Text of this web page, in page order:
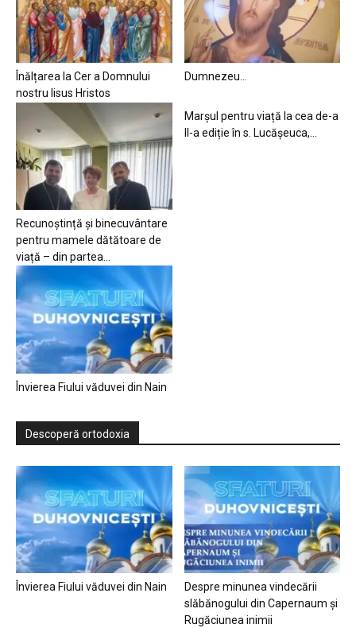
Înălțarea la Cer a Domnului
nostru Iisus Hristos
Dumnezeu…
Recunoștință și binecuvântare
pentru mamele dătătoare de
viață – din partea...
Marșul pentru viață la cea de-a
II-a ediție în s. Lucășeuca,...
Învierea Fiului văduvei din Nain
Descoperă ortodoxia
Învierea Fiului văduvei din Nain
Despre minunea vindecării
slăbănogului din Capernaum și
Rugăciunea inimii